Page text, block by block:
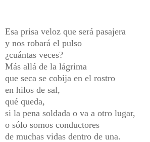
Esa prisa veloz que será pasajera
y nos robará el pulso
¿cuántas veces?
Más allá de la lágrima
que seca se cobija en el rostro
en hilos de sal,
qué queda,
si la pena soldada o va a otro lugar,
o sólo somos conductores
de muchas vidas dentro de una.